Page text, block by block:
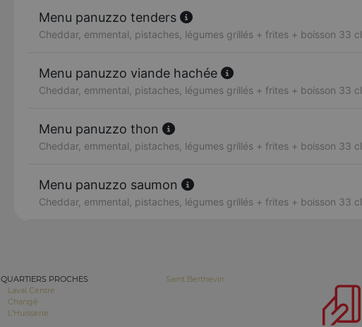
Menu panuzzo tenders
Cheddar, emmental, pistaches, légumes grillés + frites + boisson 33 cl
Menu panuzzo viande hachée
Cheddar, emmental, pistaches, légumes grillés + frites + boisson 33 cl
Menu panuzzo thon
Cheddar, emmental, pistaches, légumes grillés + frites + boisson 33 cl
Menu panuzzo saumon
Cheddar, emmental, pistaches, légumes grillés + frites + boisson 33 cl
QUARTIERS PROCHES
Laval Centre
Changé
L'Huisserie
Saint Berthevin